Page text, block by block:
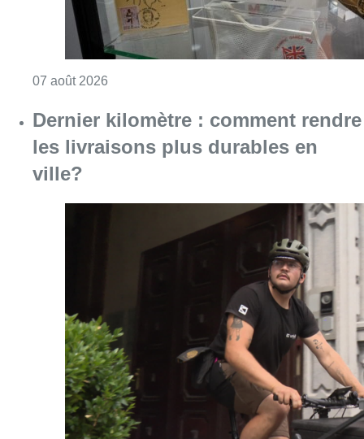
07 août 2026
Dernier kilomètre : comment rendre
les livraisons plus durables en
ville?